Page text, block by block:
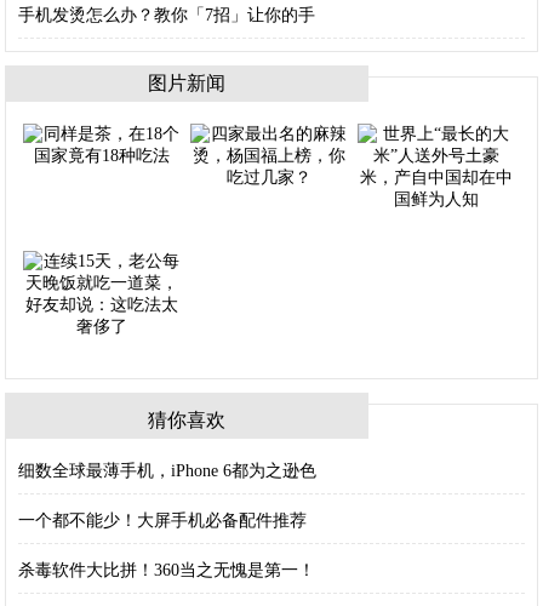
手机发烫怎么办？教你「7招」让你的手
图片新闻
猜你喜欢
细数全球最薄手机，iPhone 6都为之逊色
一个都不能少！大屏手机必备配件推荐
杀毒软件大比拼！360当之无愧是第一！